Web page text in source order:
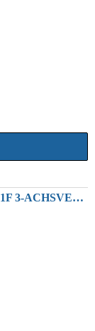
REPARATUR YASKAWA CACR-IR010101F 3-ACHSVERSTÄRKER 0.1KW / 0.1KW / 0.1KW